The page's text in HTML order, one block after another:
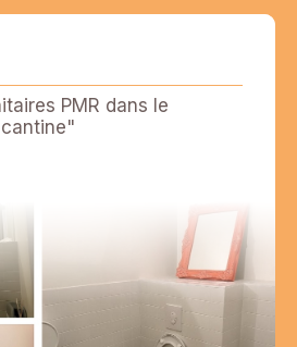
PMR dans le